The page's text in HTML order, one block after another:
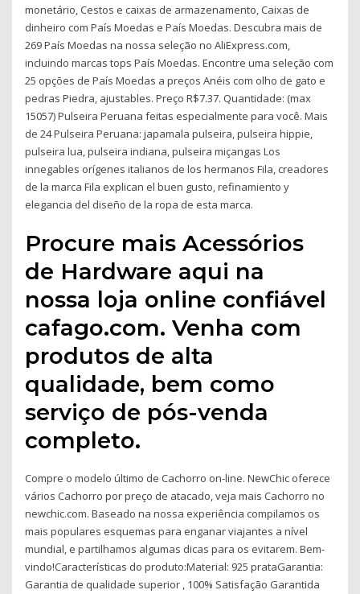
monetário, Cestos e caixas de armazenamento, Caixas de
dinheiro com País Moedas e País Moedas. Descubra mais de
269 País Moedas na nossa seleção no AliExpress.com,
incluindo marcas tops País Moedas. Encontre uma seleção com
25 opções de País Moedas a preços Anéis com olho de gato e
pedras Piedra, ajustables. Preço R$7.37. Quantidade: (max
15057) Pulseira Peruana feitas especialmente para você. Mais
de 24 Pulseira Peruana: japamala pulseira, pulseira hippie,
pulseira lua, pulseira indiana, pulseira miçangas Los
innegables orígenes italianos de los hermanos Fila, creadores
de la marca Fila explican el buen gusto, refinamiento y
elegancia del diseño de la ropa de esta marca.
Procure mais Acessórios
de Hardware aqui na
nossa loja online confiável
cafago.com. Venha com
produtos de alta
qualidade, bem como
serviço de pós-venda
completo.
Compre o modelo último de Cachorro on-line. NewChic oferece
vários Cachorro por preço de atacado, veja mais Cachorro no
newchic.com. Baseado na nossa experiência compilamos os
mais populares esquemas para enganar viajantes a nível
mundial, e partilhamos algumas dicas para os evitarem. Bem-
vindo!Características do produto:Material: 925 prataGarantia:
Garantia de qualidade superior , 100% Satisfação Garantida